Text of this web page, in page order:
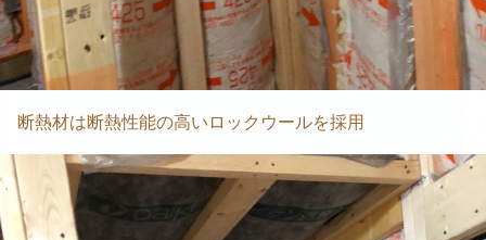
断熱材は断熱性能の高いロックウールを採用